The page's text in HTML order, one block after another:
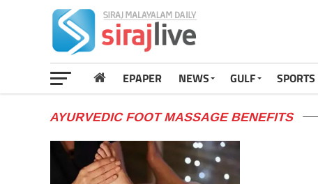
EPAPER NEWS GULF SPORTS
AYURVEDIC FOOT MASSAGE BENEFITS